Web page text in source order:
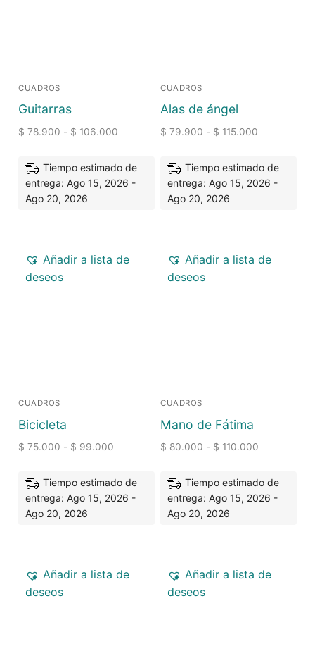
CUADROS
Guitarras
$ 78.900 - $ 106.000
Tiempo estimado de
entrega: Ago 15, 2026 -
Ago 20, 2026
CUADROS
Alas de ángel
$ 79.900 - $ 115.000
Tiempo estimado de
entrega: Ago 15, 2026 -
Ago 20, 2026
Añadir a lista de
deseos
CUADROS
Bicicleta
$ 75.000 - $ 99.000
Tiempo estimado de
entrega: Ago 15, 2026 -
Ago 20, 2026
Añadir a lista de
deseos
CUADROS
Mano de Fátima
$ 80.000 - $ 110.000
Tiempo estimado de
entrega: Ago 15, 2026 -
Ago 20, 2026
Añadir a lista de
deseos
Añadir a lista de
deseos